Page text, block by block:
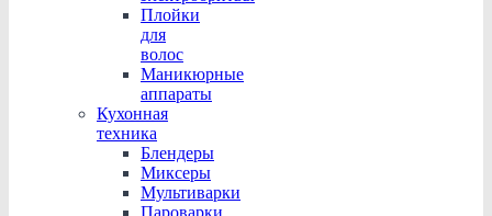
Плойки
для
волос
Маникюрные
аппараты
Кухонная
техника
Блендеры
Миксеры
Мультиварки
Пароварки